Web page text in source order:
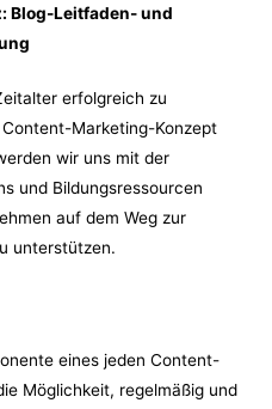
Blog-Leitfaden- und
erfolgreich zu
Marketing-Konzept
wir uns mit der
und Bildungsressourcen
auf dem Weg zur
unterstützen.
eines jeden Content-
Möglichkeit, regelmäßig und